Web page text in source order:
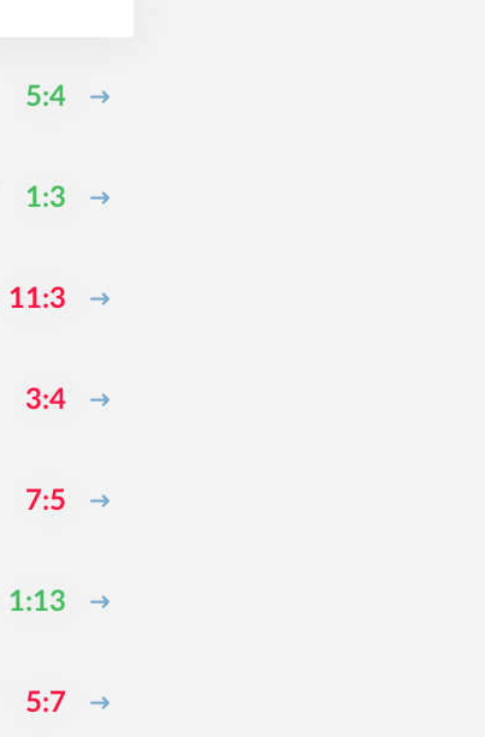
5:4
1:3
11:3
3:4
7:5
1:13
5:7